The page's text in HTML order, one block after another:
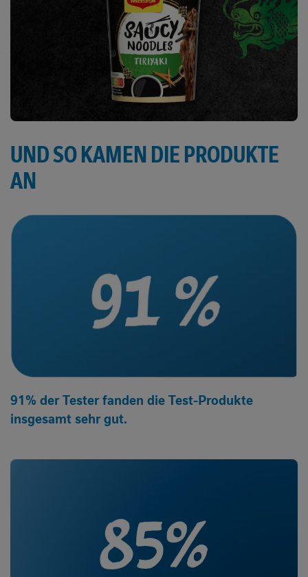
UND SO KAMEN DIE PRODUKTE
AN
91% der Tester fanden die Test-Produkte
insgesamt sehr gut.